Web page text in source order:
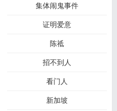
集体闹鬼事件
证明爱意
陈祗
招不到人
看门人
新加坡